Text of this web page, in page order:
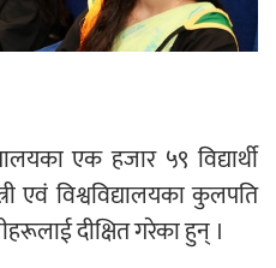
विकास साझेदारीको एक
उपप्रमुख श्रीवास्तव
एक हजार ५९ विद्यार्थी
एवं विश्वविद्यालयका कुलपति
दीक्षित गरेका हुन् ।